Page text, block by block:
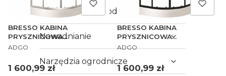
Architektura ogrodowa
Nawadnianie
Narzędzia ogrodnicze
BRESSO KABINA
PRYSZNICOWA
NATRYSKOWA OKRĄGŁA
CHROM
PRODUCENT
ADGO
Cena
1 600,99 zł
BRESSO KABINA
PRYSZNICOWA
NATRYSKOWA OKRĄGŁA
CZARNA
PRODUCENT
ADGO
Cena
1 600,99 zł